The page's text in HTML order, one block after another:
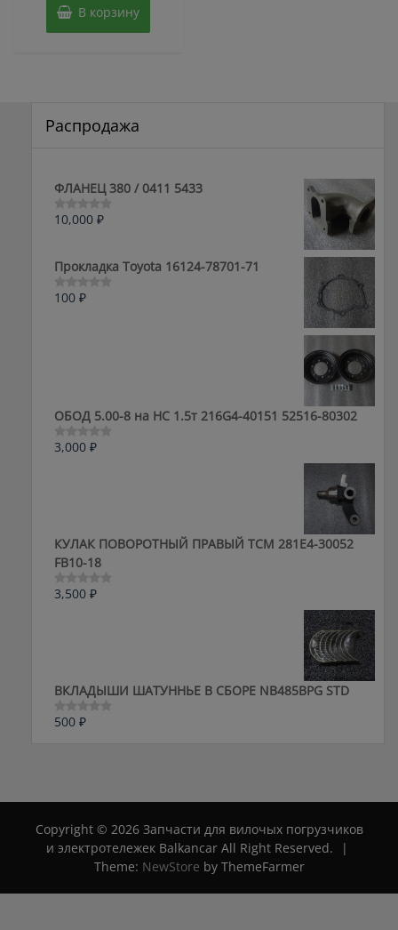
В корзину
Распродажа
ФЛАНЕЦ 380 / 0411 5433
Оценка
5
10,000 ₽
Прокладка Toyota 16124-78701-71
Оценка
100 ₽
ОБОД 5.00-8 на HC 1.5т 216G4-40151 52516-80302
Оценка
3,000 ₽
КУЛАК ПОВОРОТНЫЙ ПРАВЫЙ ТСМ 281E4-30052
FB10-18
Оценка
3,500 ₽
ВКЛАДЫШИ ШАТУННЬЕ В СБОРЕ NB485BPG STD
Оценка
500 ₽
Copyright © 2026 Запчасти для вилочых погрузчиков
и электротележек Balkancar All Right Reserved.
|
Theme: NewStore by ThemeFarmer